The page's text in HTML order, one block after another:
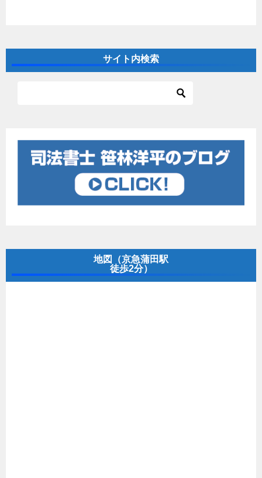
サイト内検索
地図（京急蒲田駅
徒歩2分）